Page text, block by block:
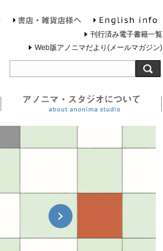
旅する灯台について
お問合せ 書店・雑貨店様へ
刊行済み電子書籍一覧
Web版アノニマだより(メールマガジン)